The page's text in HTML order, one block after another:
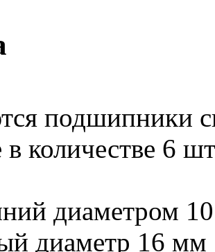
подшипники
в количестве 6
диаметром
диаметр 16 мм